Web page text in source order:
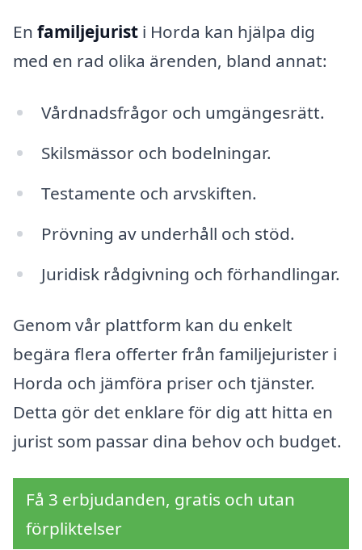
En familjejurist i Horda kan hjälpa dig
med en rad olika ärenden, bland annat:
Vårdnadsfrågor och umgängesrätt.
Skilsmässor och bodelningar.
Testamente och arvskiften.
Prövning av underhåll och stöd.
Juridisk rådgivning och förhandlingar.
Genom vår plattform kan du enkelt
begära flera offerter från familjejurister i
Horda och jämföra priser och tjänster.
Detta gör det enklare för dig att hitta en
jurist som passar dina behov och budget.
Få 3 erbjudanden, gratis och utan
förpliktelser